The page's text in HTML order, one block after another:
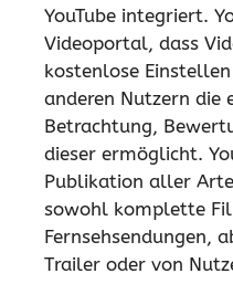
YouTube integriert.
Videoportal, dass
kostenlose
anderen Nutzern die
Betrachtung,
dieser ermöglicht.
Publikation aller
sowohl komplette
Fernsehsendungen,
Trailer oder von